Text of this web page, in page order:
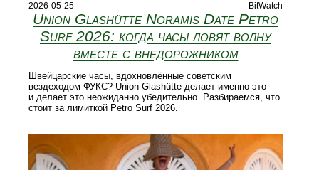
2026-05-25 BitWatch
Union Glashütte Noramis Date Petro
Surf 2026: когда часы ловят волну
вместе с внедорожником
Швейцарские часы, вдохновлённые советским
вездеходом ФУКС? Union Glashütte делает именно это —
и делает это неожиданно убедительно. Разбираемся, что
стоит за лимиткой Petro Surf 2026.